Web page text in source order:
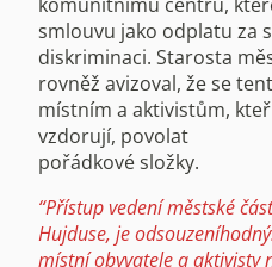
smlouvu jako odplatu za
diskriminaci. Starosta
rovněž avizoval, že se
místním a aktivistům,
vzdorují, povolat
pořádkové složky.
“Přístup vedení městské
Hujduse, je
místní obyvatele a aktivisty